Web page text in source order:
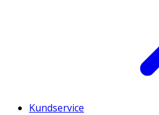
Kundservice